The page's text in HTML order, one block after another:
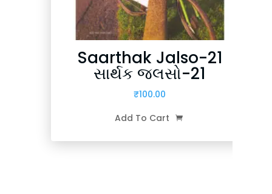
Saarthak Jalso-21
સાર્થક જલસો-21
₹100.00
Add To Cart
